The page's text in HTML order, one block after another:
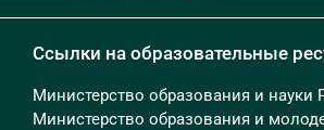
Ссылки на образовательные
Министерство образования и науки
Министерство образования и